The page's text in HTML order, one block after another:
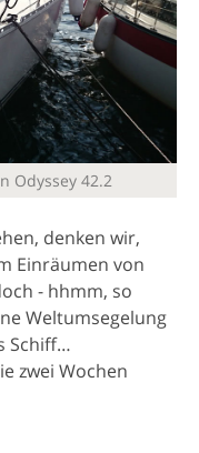
Odyssey 42.2
denken wir,
Einräumen von
- hhmm, so
Weltumsegelung
Schiff…
zwei Wochen